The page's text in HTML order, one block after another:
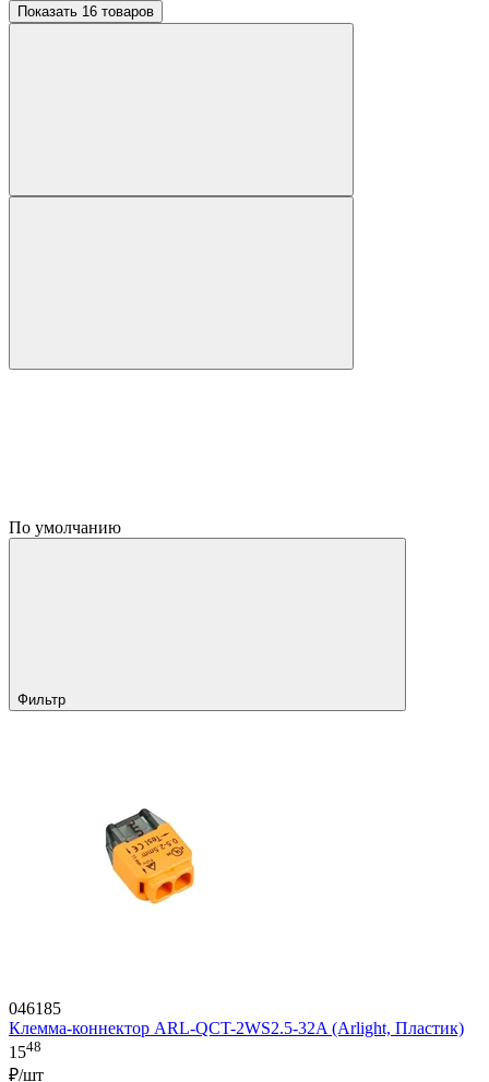
Показать 16 товаров
По умолчанию
Фильтр
046185
Клемма-коннектор ARL-QCT-2WS2.5-32A (Arlight, Пластик)
1548
₽/шт